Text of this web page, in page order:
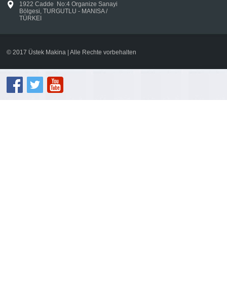
1922 Cadde No:4 Organize Sanayi
Bölgesi, TURGUTLU - MANISA /
TÜRKEI
© 2017 Üstek Makina | Alle Rechte vorbehalten